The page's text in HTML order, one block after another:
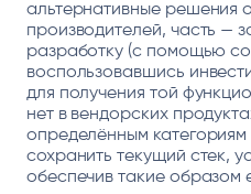
альтернативные решения
производителей, часть —
разработку (с помощью
воспользовавшись
для получения той
нет в вендорских
определённым
сохранить текущий стек,
обеспечив такие образом